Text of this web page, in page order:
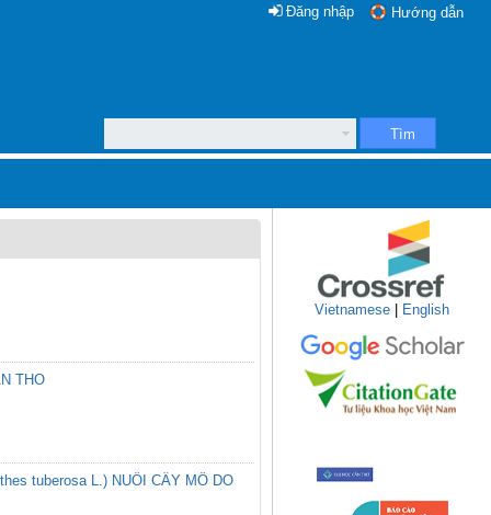
Hướng dẫn
Đăng nhập
Tìm
THO
tuberosa L.) NUÔI CẤY MÔ DO
Vietnamese English